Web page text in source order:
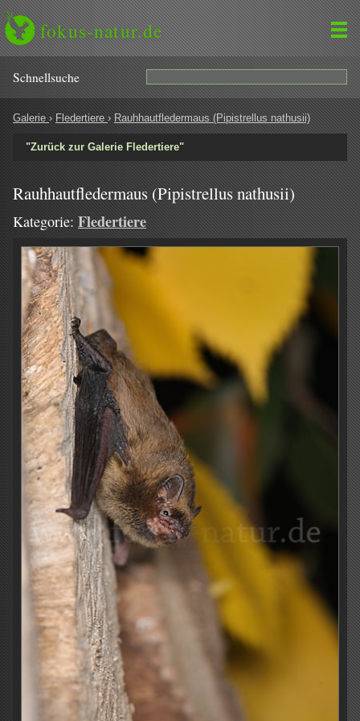
fokus-natur.de
Schnell­suche
Galerie › Fledertiere › Rauhhautfledermaus (Pipistrellus nathusii)
"Zurück zur Galerie Fledertiere"
Rauhhautfledermaus (Pipistrellus nathusii)
Kategorie: Fledertiere